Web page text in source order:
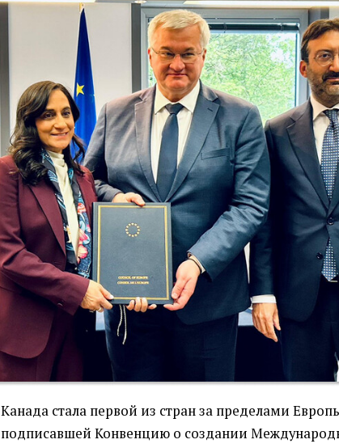
Канада стала первой из стран за пределами
подписавшей Конвенцию о создании